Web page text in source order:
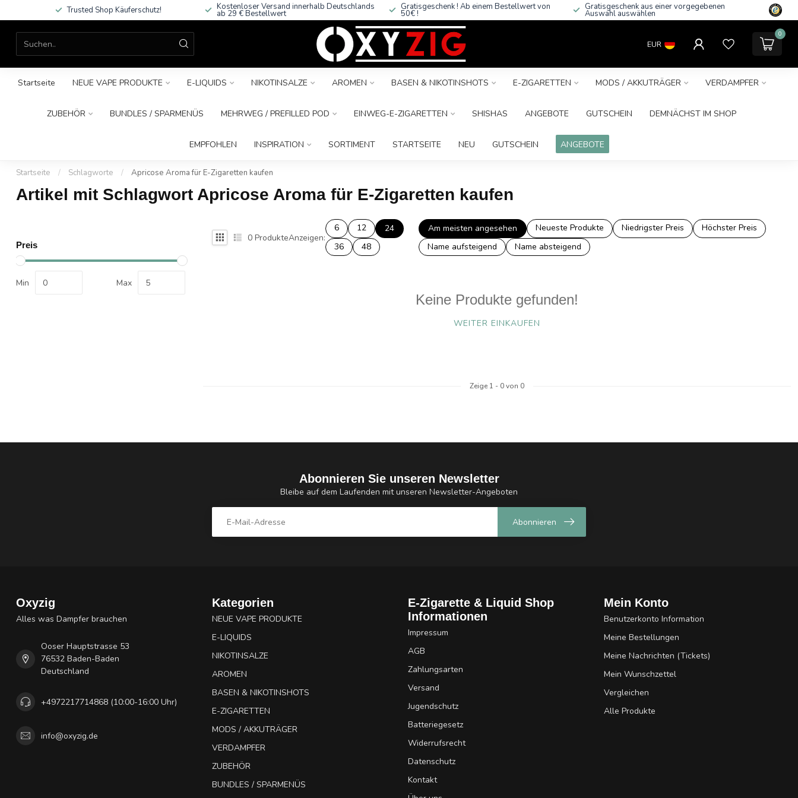
Trusted Shop Käuferschutz! Kostenloser Versand innerhalb Deutschlands
ab 29 € Bestellwert
Gratisgeschenk ! Ab einem Bestellwert von
50€ !
Gratisgeschenk aus einer vorgegebenen
Auswahl auswählen
EUR
0
Startseite NEUE VAPE PRODUKTE E-LIQUIDS NIKOTINSALZE AROMEN BASEN & NIKOTINSHOTS E-ZIGARETTEN MODS / AKKUTRÄGER VERDAMPFER
ZUBEHÖR BUNDLES / SPARMENÜS MEHRWEG / PREFILLED POD EINWEG-E-ZIGARETTEN SHISHAS ANGEBOTE GUTSCHEIN DEMNÄCHST IM SHOP
EMPFOHLEN INSPIRATION SORTIMENT STARTSEITE NEU GUTSCHEIN ANGEBOTE
Startseite / Schlagworte / Apricose Aroma für E-Zigaretten kaufen
Artikel mit Schlagwort Apricose Aroma für E-Zigaretten kaufen
Preis
Min Max
0 ProdukteAnzeigen:
6 12
24
36
48
Am meisten angesehen Neueste Produkte Niedrigster Preis
Höchster Preis
Name aufsteigend
Name absteigend
Keine Produkte gefunden!
WEITER EINKAUFEN
Zeige 1 - 0von 0
Abonnieren Sie unseren Newsletter
Bleibe auf dem Laufenden mit unseren Newsletter-Angeboten
Abonnieren
Oxyzig
Alles was Dampfer brauchen
Ooser Hauptstrasse 53
76532 Baden-Baden
Deutschland
+4972217714868 (10:00-16:00 Uhr)
info@oxyzig.de
Kategorien
NEUE VAPE PRODUKTE
E-LIQUIDS
NIKOTINSALZE
AROMEN
BASEN & NIKOTINSHOTS
E-ZIGARETTEN
MODS / AKKUTRÄGER
VERDAMPFER
ZUBEHÖR
BUNDLES / SPARMENÜS
E-Zigarette & Liquid Shop
Informationen
Impressum
AGB
Zahlungsarten
Versand
Jugendschutz
Batteriegesetz
Widerrufsrecht
Datenschutz
Kontakt
Mein Konto
Benutzerkonto Information
Meine Bestellungen
Meine Nachrichten (Tickets)
Mein Wunschzettel
Vergleichen
Alle Produkte